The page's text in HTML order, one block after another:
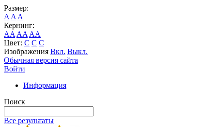
Размер:
A A A
Кернинг:
AA AA AA
Цвет: C C C
Изображения Вкл. Выкл.
Обычная версия сайта
Войти
Информация
Поиск
Все результаты